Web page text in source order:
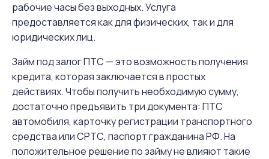
рабочие часы без выходных. Услуга
предоставляется как для физических, так и для
юридических лиц.
Займ под залог ПТС — это возможность получения
кредита, которая заключается в простых
действиях. Чтобы получить необходимую сумму,
достаточно предъявить три документа: ПТС
автомобиля, карточку регистрации транспортного
средства или СРТС, паспорт гражданина РФ. На
положительное решение по займу не влияют такие